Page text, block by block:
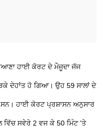
ਹਾਈ ਕੋਰਟ ਦੇ ਮੌਜੂਦਾ ਜੱਜ
ਦੇਹਾਂਤ ਹੋ ਗਿਆ। ਉਹ 59 ਸਾਲਾਂ ਦੇ
ਹਾਈ ਕੋਰਟ ਪ੍ਰਸ਼ਾਸਨ ਅਨੁਸਾਰ
ਵਿੱਚ ਸਵੇਰੇ 2 ਵਜ ਕੇ 50 ਮਿੰਟ 'ਤੇ